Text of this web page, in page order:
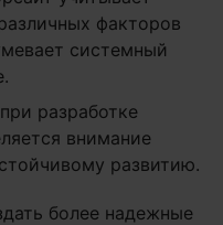
факторов
системный
разработке
внимание
развитию.
более надежные